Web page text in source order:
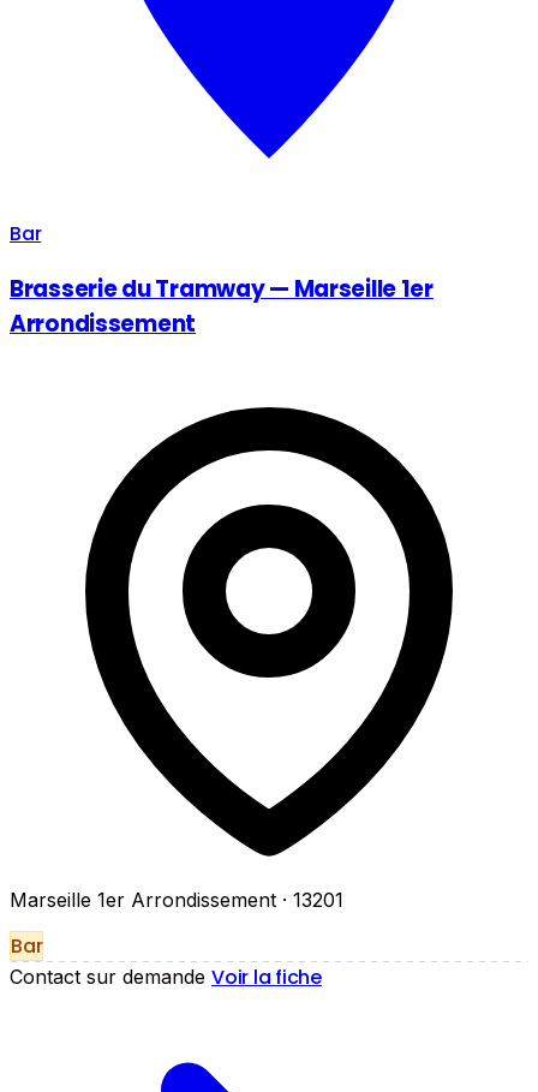
Bar
Brasserie du Tramway — Marseille 1er
Arrondissement
Marseille 1er Arrondissement · 13201
Bar
Contact sur demande Voir la fiche